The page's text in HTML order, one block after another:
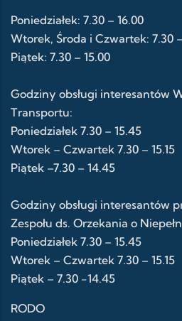
Poniedziałek: 7.30 – 16.00
Wtorek, Środa i Czwartek: 7.30
Piątek: 7.30 – 15.00
Godziny obsługi interesantów
Transportu:
Poniedziałek 7.30 – 15.45
Wtorek – Czwartek 7.30 – 15.15
Piątek –7.30 – 14.45
Godziny obsługi interesantów
Zespołu ds. Orzekania o
Poniedziałek 7.30 – 15.45
Wtorek – Czwartek 7.30 – 15.15
Piątek – 7.30 -14.45
RODO